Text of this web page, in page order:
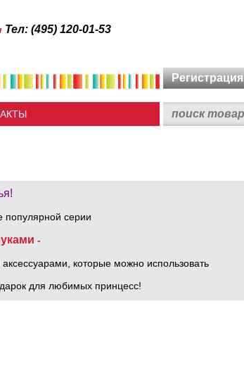
Тел: (495) 120-01-53
Регистрация
серии
-
которые можно использовать
для любимых принцесс!